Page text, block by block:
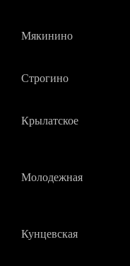
Мякинино
Строгино
Крылатское
Молодежная
Кунцевская